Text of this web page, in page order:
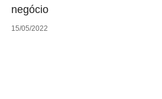
negócio
15/05/2022